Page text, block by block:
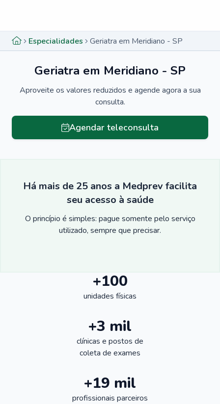
Especialidades Geriatra em Meridiano - SP
Geriatra em Meridiano - SP
Aproveite os valores reduzidos e agende agora a sua
consulta.
Agendar teleconsulta
Há mais de 25 anos a Medprev facilita
seu acesso à saúde
O princípio é simples: pague somente pelo serviço
utilizado, sempre que precisar.
+100
unidades físicas
+3 mil
clínicas e postos de
coleta de exames
+19 mil
profissionais parceiros